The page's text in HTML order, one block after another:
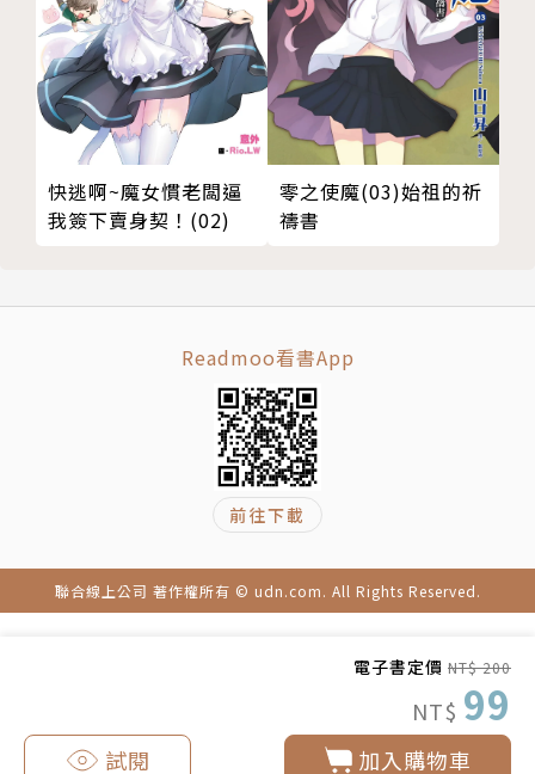
電子書定價 NT$ 200
NT$ 99
加入購物車
試閱
快逃啊~魔女慣老闆逼
我簽下賣身契！(02)
零之使魔(03)始祖的祈
禱書
Readmoo看書App
前往下載
聯合線上公司 著作權所有 © udn.com. All Rights Reserved.